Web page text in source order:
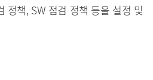
정책, SW 점검 정책 등을 설정 및